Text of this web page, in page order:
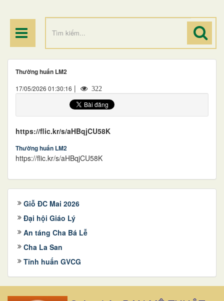
Thường huấn LM2
17/05/2026 01:30:16 | 322
https://flic.kr/s/aHBqjCU58K
Thường huấn LM2
https://flic.kr/s/aHBqjCU58K
Giỗ ĐC Mai 2026
Đại hội Giáo Lý
An táng Cha Bá Lễ
Cha La San
Tĩnh huấn GVCG